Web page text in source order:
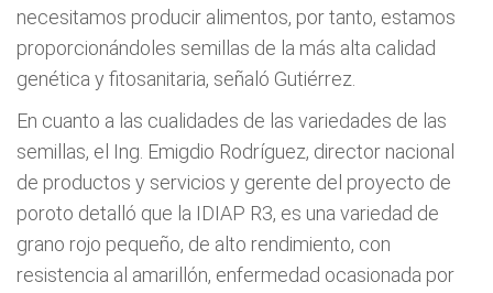
necesitamos producir alimentos, por tanto, estamos
proporcionándoles semillas de la más alta calidad
genética y fitosanitaria, señaló Gutiérrez.
En cuanto a las cualidades de las variedades de las
semillas, el Ing. Emigdio Rodríguez, director nacional
de productos y servicios y gerente del proyecto de
poroto detalló que la IDIAP R3, es una variedad de
grano rojo pequeño, de alto rendimiento, con
resistencia al amarillón, enfermedad ocasionada por